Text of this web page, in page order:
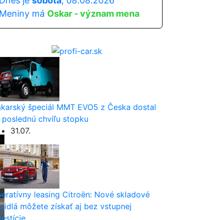
má Oskar - význam mena
špeciál MMT EVO5 z Česka dostal
poslednú chvíľu stopku
31.07.
leasing Citroën: Nové skladové
môžete získať aj bez vstupnej